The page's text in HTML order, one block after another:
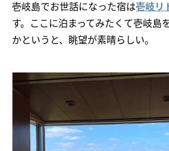
壱岐島でお世話になった宿は壱岐リ
す。ここに泊まってみたくて壱岐島
かというと、眺望が素晴らしい。